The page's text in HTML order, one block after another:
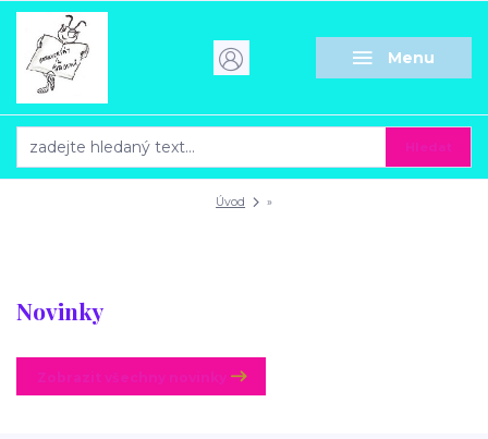
Menu
Úvod »
Novinky